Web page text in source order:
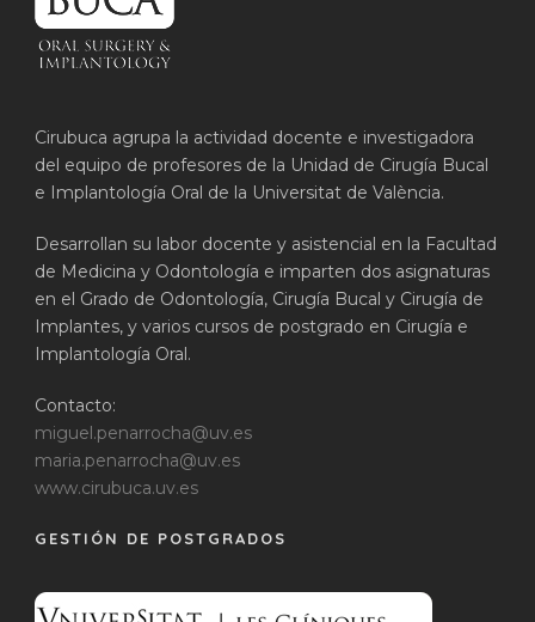
Cirubuca agrupa la actividad docente e investigadora
del equipo de profesores de la Unidad de Cirugía Bucal
e Implantología Oral de la Universitat de València.
Desarrollan su labor docente y asistencial en la Facultad
de Medicina y Odontología e imparten dos asignaturas
en el Grado de Odontología, Cirugía Bucal y Cirugía de
Implantes, y varios cursos de postgrado en Cirugía e
Implantología Oral.
Contacto:
miguel.penarrocha@uv.es
maria.penarrocha@uv.es
www.cirubuca.uv.es
GESTIÓN DE POSTGRADOS